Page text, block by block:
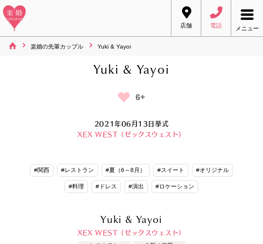
店舗 電話 メニュー
楽婚の先輩カップル Yuki & Yayoi
Yuki & Yayoi
6+
2021年06月13日挙式
XEX WEST（ゼックスウェスト）
#関西 #レストラン #夏（6～8月） #スイート #オリジナル
#料理 #ドレス #演出 #ロケーション
Yuki & Yayoi
XEX WEST（ゼックスウェスト）